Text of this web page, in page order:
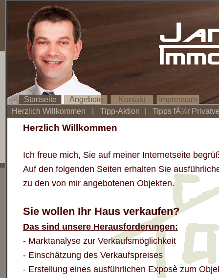
Startseite Angebote Kontakt
Impressum
Herzlich Willkommen
Tipp-Aktion Tipps fÃ¼r
Herzlich Willkommen
Ich freue mich, Sie auf meiner Internetseite
Auf den folgenden Seiten erhalten Sie
zu den von mir angebotenen Objekten.
Sie wollen Ihr Haus verkaufen?
Das sind unsere Herausforderungen:
- Marktanalyse zur Verkaufsmöglichkeit
- Einschätzung des Verkaufspreises
- Erstellung eines ausführlichen Exposè zum